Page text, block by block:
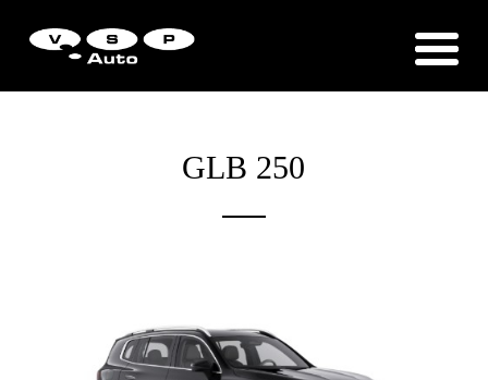
GLB 250
Zákaznická podpora
Vítejte u VSP Auto s.r.o.